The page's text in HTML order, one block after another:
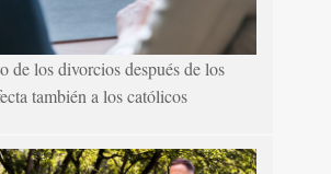
de los divorcios después de los
también a los católicos